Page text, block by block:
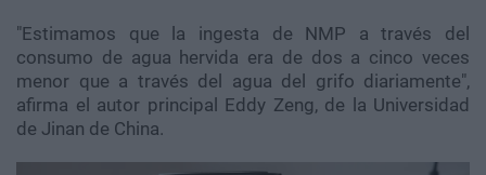
"Estimamos que la ingesta de NMP a través del
consumo de agua hervida era de dos a cinco veces
menor que a través del agua del grifo diariamente",
afirma el autor principal Eddy Zeng, de la Universidad
de Jinan de China.